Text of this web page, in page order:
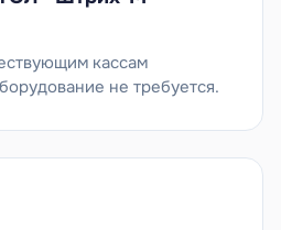
кассам
не требуется.